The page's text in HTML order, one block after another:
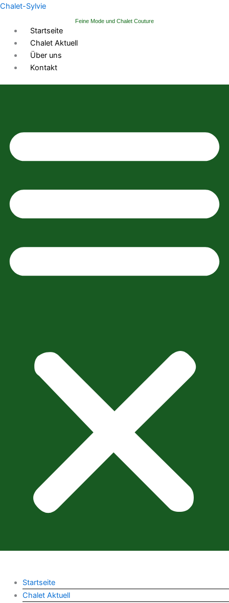
Zum
springen
Chalet-Sylvie
Feine Mode und Chalet Couture
Startseite
Chalet Aktuell
Über uns
Kontakt
Startseite
Chalet Aktuell